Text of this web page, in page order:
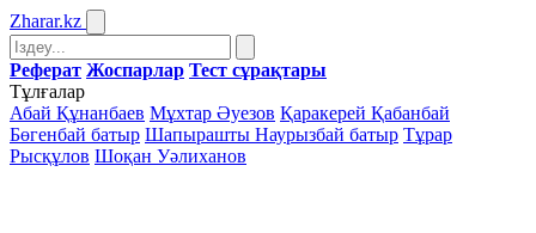
Zharar.kz
Реферат Жоспарлар Тест сұрақтары
Тұлғалар
Абай Құнанбаев Мұхтар Әуезов Қаракерей Қабанбай
Бөгенбай батыр Шапырашты Наурызбай батыр Тұрар
Рысқұлов Шоқан Уәлиханов